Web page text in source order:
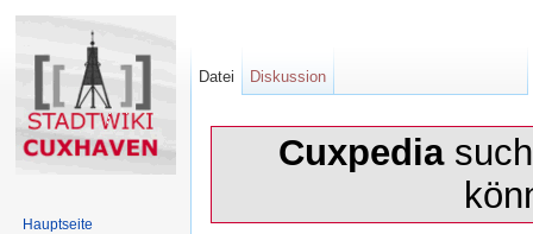
Cuxpedia
Datei Diskussion
Hauptseite